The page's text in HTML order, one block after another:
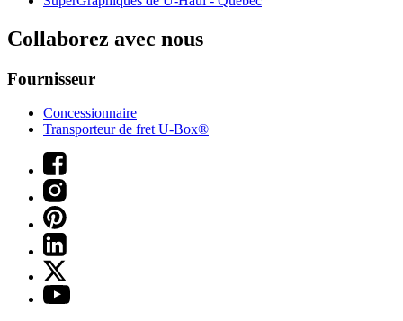
Collaborez avec nous
Fournisseur
Concessionnaire
Transporteur de fret U-Box®